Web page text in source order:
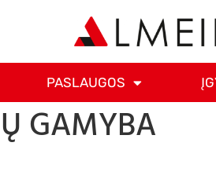
PASLAUGOS
GAMYBA